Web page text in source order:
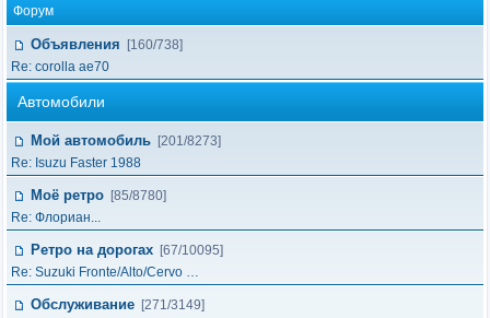
Форум
Объявления
[160/738]
Re: corolla ae70
Автомобили
Мой автомобиль [201/8273]
Re: Isuzu Faster 1988
Моё ретро [85/8780]
Re: Флориан...
Ретро на дорогах [67/10095]
Re: Suzuki Fronte/Alto/Cervo …
Обслуживание [271/3149]